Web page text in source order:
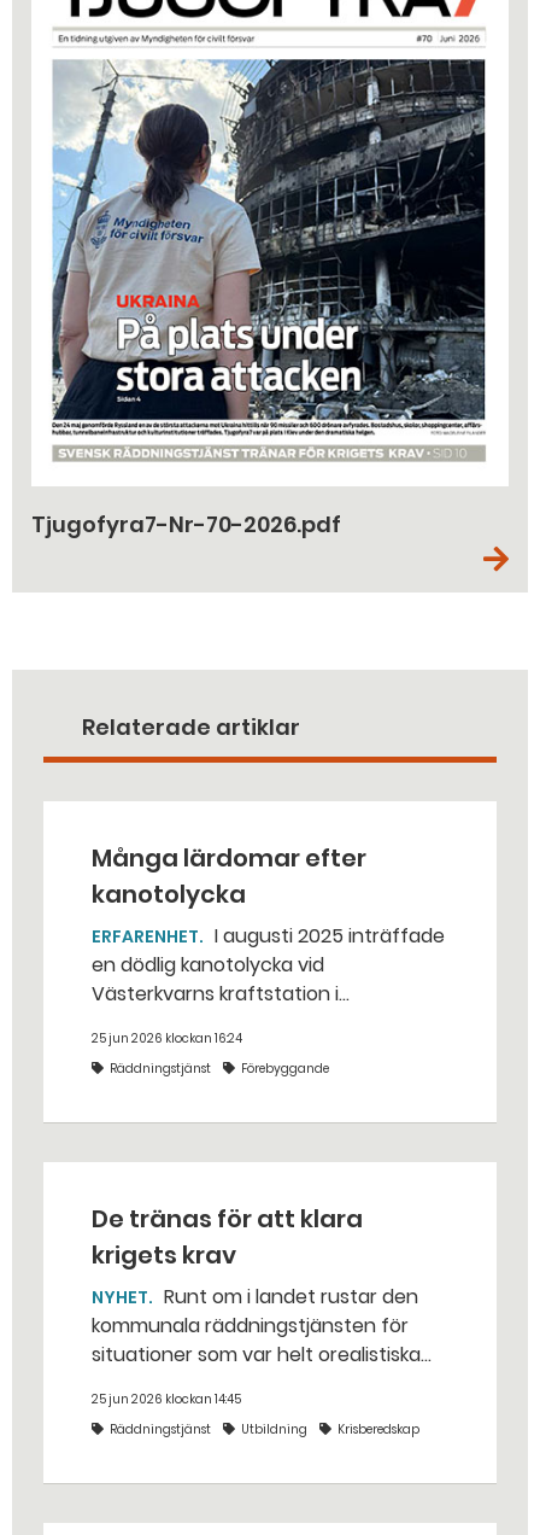
Tjugofyra7-Nr-70-2026.pdf
Relaterade artiklar
Många lärdomar efter
kanotolycka
ERFARENHET
en dödlig kanotolycka vid
Västerkvarns kraftstation i
25 jun 2026 klockan 16:24
Räddningstjänst
Förebyggande
De tränas för att klara
krigets krav
NYHET
kommunala räddningstjänsten för
situationer som var helt orealistiska
bakhåll, utspridda granater och hot
från livsfarliga drönare i det
25 jun 2026 klockan 14:45
Räddningstjänst
Utbildning Krisberedskap